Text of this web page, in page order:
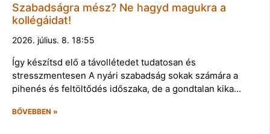
Szabadságra mész? Ne hagyd magukra a
kollégáidat!
2026. július. 8. 18:55
Így készítsd elő a távollétedet tudatosan és
stresszmentesen A nyári szabadság sokak számára a
pihenés és feltöltődés időszaka, de a gondtalan kika…
BŐVEBBEN »